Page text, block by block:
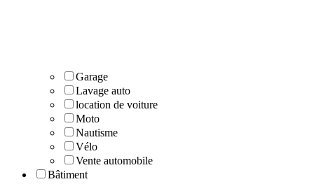
Garage
Lavage auto
location de voiture
Moto
Nautisme
Vélo
Vente automobile
Bâtiment